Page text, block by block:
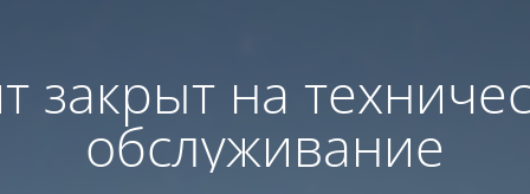
закрыт на
обслуживание